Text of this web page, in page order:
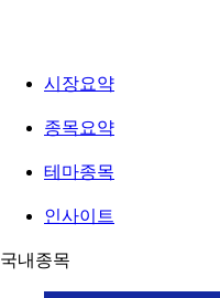
시장요약
종목요약
테마종목
인사이트
국내종목